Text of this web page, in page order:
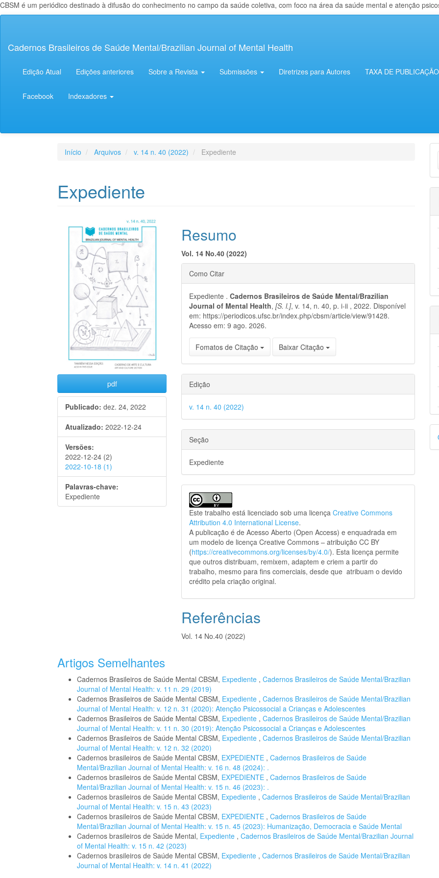
CBSM é um periódico destinado à difusão do conhecimento no campo da saúde coletiva, com foco na área da saúde mental e atenção
principal
Lateral
Cadernos Brasileiros de Saúde Mental/Brazilian Journal of Mental Health
Edição Atual Edições anteriores Sobre a Revista Submissões Diretrizes para Autores TAXA DE PUBLICAÇÃO
Facebook Indexadores
Início Arquivos v. 14 n. 40 (2022) Expediente
Expediente
Barra
lateral
artigos
pdf
Publicado: dez. 24, 2022
Atualizado: 2022-12-24
Versões:
2022-12-24 (2)
2022-10-18 (1)
Palavras-chave:
Expediente
Conteúdo
do
artigo
principal
Resumo
Vol. 14 No.40 (2022)
Detalhes
do
artigo
Como Citar
Expediente .Cadernos Brasileiros de Saúde Mental/Brazilian
Journal of Mental Health,[S. l.], v. 14, n. 40, p. i-ii , 2022. Disponível
em: https://periodicos.ufsc.br/index.php/cbsm/article/view/91428.
Acesso em: 9 ago. 2026.
Fomatos de Citação Baixar Citação
Edição
v. 14 n. 40 (2022)
Seção
Expediente
Este trabalho está licenciado sob uma licençaCreative Commons
Attribution 4.0 International License.
A publicação é de Acesso Aberto (Open Access) e enquadrada em
um modelo de licença Creative Commons – atribuição CC BY
(https://creativecommons.org/licenses/by/4.0/). Esta licença permite
que outros distribuam, remixem, adaptem e criem a partir do
trabalho, mesmo para fins comerciais, desde que atribuam o devido
crédito pela criação original.
Referências
Vol. 14 No.40 (2022)
Artigos Semelhantes
Cadernos Brasileiros de Saúde Mental CBSM, Expediente , Cadernos Brasileiros de Saúde Mental/Brazilian
Journal of Mental Health: v. 11 n. 29 (2019)
Cadernos Brasileiros de Saúde Mental CBSM, Expediente , Cadernos Brasileiros de Saúde Mental/Brazilian
Journal of Mental Health: v. 12 n. 31 (2020): Atenção Psicossocial a Crianças e Adolescentes
Cadernos Brasileiros de Saúde Mental CBSM, Expediente , Cadernos Brasileiros de Saúde Mental/Brazilian
Journal of Mental Health: v. 11 n. 30 (2019): Atenção Psicossocial a Crianças e Adolescentes
Cadernos Brasileiros de Saúde Mental CBSM, Expediente , Cadernos Brasileiros de Saúde Mental/Brazilian
Journal of Mental Health: v. 12 n. 32 (2020)
Cadernos brasileiros de Saúde Mental CBSM, EXPEDIENTE , Cadernos Brasileiros de Saúde
Mental/Brazilian Journal of Mental Health: v. 16 n. 48 (2024): .
Cadernos brasileiros de Saúde Mental CBSM, EXPEDIENTE , Cadernos Brasileiros de Saúde
Mental/Brazilian Journal of Mental Health: v. 15 n. 46 (2023): .
Cadernos brasileiros de Saúde Mental CBSM, Expediente , Cadernos Brasileiros de Saúde Mental/Brazilian
Journal of Mental Health: v. 15 n. 43 (2023)
Cadernos brasileiros de Saúde Mental CBSM, EXPEDIENTE , Cadernos Brasileiros de Saúde
Mental/Brazilian Journal of Mental Health: v. 15 n. 45 (2023): Humanização, Democracia e Saúde Mental
Cadernos brasileiros de Saúde Mental, Expediente , Cadernos Brasileiros de Saúde Mental/Brazilian Journal
of Mental Health: v. 15 n. 42 (2023)
Cadernos brasileiros de Saúde Mental CBSM, Expediente , Cadernos Brasileiros de Saúde Mental/Brazilian
Journal of Mental Health: v. 14 n. 41 (2022)